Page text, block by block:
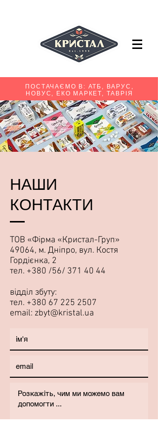
ПОСТАЧАЄМО В: АТБ, ВАРУС,
НОВУС, ЕКО МАРКЕТ, ТАВРІЯ
НАШИ
КОНТАКТИ
ТОВ «Фірма «Кристал-Груп»
49064, м. Дніпро, вул. Костя
Гордієнка, 2
тел. +380 /56/ 371 40 44
відділ збуту:
тел. +380 67 225 2507
email: zbyt@kristal.ua